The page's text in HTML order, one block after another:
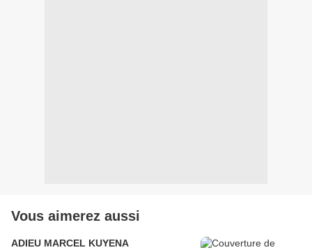
Vous aimerez aussi
ADIEU MARCEL KUYENA